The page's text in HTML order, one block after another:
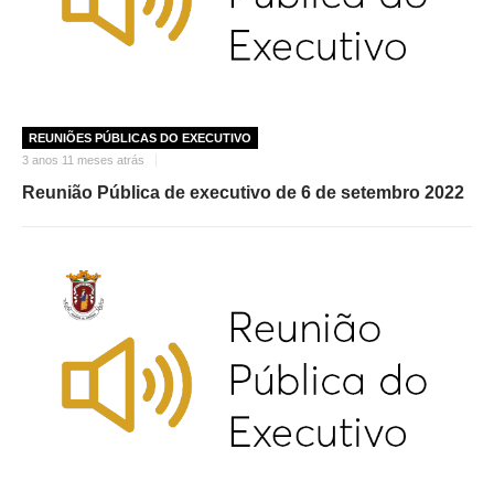
REUNIÕES PÚBLICAS DO EXECUTIVO
3 anos 11 meses atrás
Reunião Pública de executivo de 6 de setembro 2022